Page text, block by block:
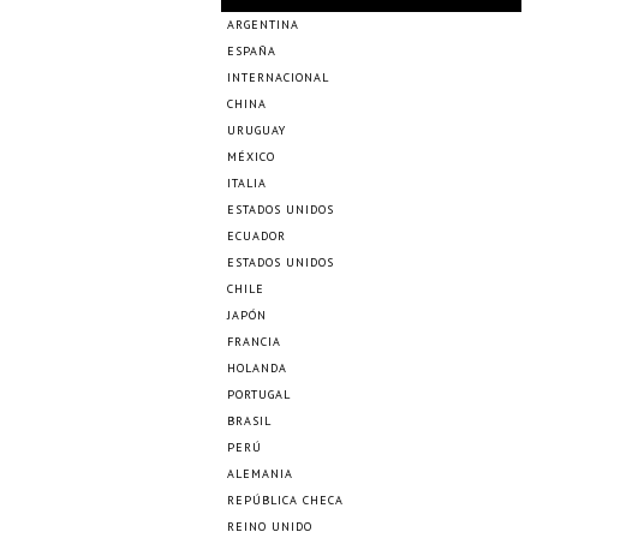
ARGENTINA
ESPAÑA
INTERNACIONAL
CHINA
URUGUAY
MÉXICO
ITALIA
ESTADOS UNIDOS
ECUADOR
ESTADOS UNIDOS
CHILE
JAPÓN
FRANCIA
HOLANDA
PORTUGAL
BRASIL
PERÚ
ALEMANIA
REPÚBLICA CHECA
REINO UNIDO